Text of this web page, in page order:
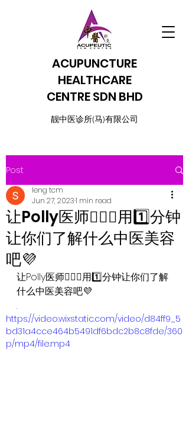
ACUPUNCTURE
HEALTHCARE
CENTRE SDN BHD
​靓中医诊所(马)有限公司
Post
让Polly医师👩🏼‍⚕️用1️⃣分钟
让你们了解什么中医美容
吧💜
leng tcm
Jun 27, 20231 min read
让Polly医师👩🏼‍⚕️用1️⃣分钟让你们了解
什么中医美容吧💜
.
https://video.wixstatic.com/video/d84ff9_5
bd31a4cce464b5491df6bdc2b8c8fde/360
p/mp4/file.mp4